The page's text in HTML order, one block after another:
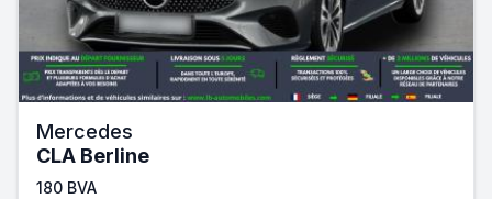
Mercedes
CLA Berline
180 BVA